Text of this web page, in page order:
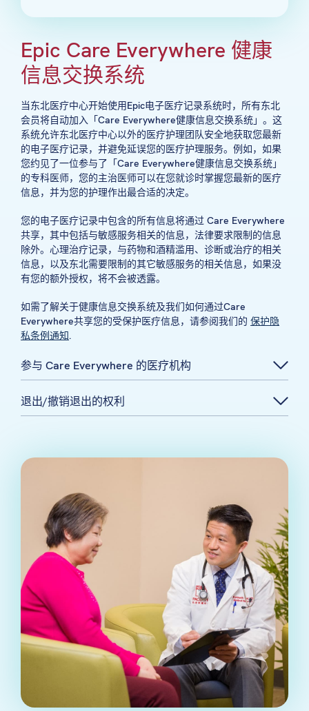
Epic Care Everywhere 健康
信息交换系统
当东北医疗中心开始使用Epic电子医疗记录系统时，所有东北
会员将自动加入「Care Everywhere健康信息交换系统」。这
系统允许东北医疗中心以外的医疗护理团队安全地获取您最新
的电子医疗记录，并避免延误您的医疗护理服务。例如，如果
您约见了一位参与了「Care Everywhere健康信息交换系统」
的专科医师，您的主治医师可以在您就诊时掌握您最新的医疗
信息，并为您的护理作出最合适的决定。
您的电子医疗记录中包含的所有信息将通过 Care Everywhere
共享，其中包括与敏感服务相关的信息，法律要求限制的信息
除外。心理治疗记录，与药物和酒精滥用、诊断或治疗的相关
信息，以及东北需要限制的其它敏感服务的相关信息，如果没
有您的额外授权，将不会被透露。
如需了解关于健康信息交换系统及我们如何通过Care
Everywhere共享您的受保护医疗信息，请参阅我们的 保护隐
私条例通知.
参与 Care Everywhere 的医疗机构
退出/撤销退出的权利